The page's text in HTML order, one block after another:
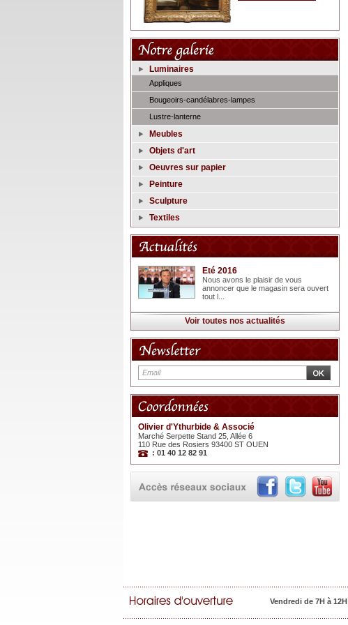
Luminaires
Appliques
Bougeoirs-candélabres-lampes
Lustre-lanterne
Meubles
Objets d'art
Oeuvres sur papier
Peinture
Sculpture
Textiles
Eté 2016
Nous avons le plaisir de vous
annoncer que le magasin sera ouvert
tout l...
Voir toutes nos actualités
Olivier d'Ythurbide & Associé
Marché Serpette Stand 25, Allée 6
110 Rue des Rosiers 93400 ST OUEN
: 01 40 12 82 91
Vendredi de 7H à 12H